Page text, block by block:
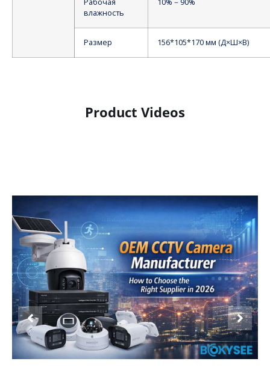
Рабочая
влажность
10%－90%
Размер 156*105*170 мм (Д×Ш×В)
Product Videos